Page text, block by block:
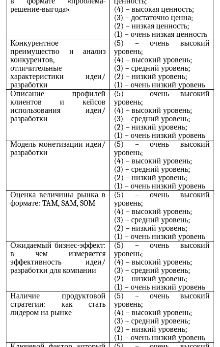
решение-выгода»
(4) – высокая ценность;
(3) – достаточно ценна;
(2) – низкая ценность;
(1) – очень низкая ценность
Конкурентное
преимущество и анализ
конкурентов,
отличительные
характеристики идеи/
разработки
(5) – очень высокий
уровень;
(4) – высокий уровень;
(3) – средний уровень;
(2) – низкий уровень;
(1) – очень низкий уровень
Описание профилей
клиентов и кейсов
использования идеи/
разработки
(5) – очень высокий
уровень;
(4) – высокий уровень;
(3) – средний уровень;
(2) – низкий уровень;
(1) – очень низкий уровень
Модель монетизации идеи/
разработки
(5) – очень высокий
уровень;
(4) – высокий уровень;
(3) – средний уровень;
(2) – низкий уровень;
(1) – очень низкий уровень
Оценка величины рынка в
формате: TAM, SAM, SOM
(5) – очень высокий
уровень;
(4) – высокий уровень;
(3) – средний уровень;
(2) – низкий уровень;
(1) – очень низкий уровень
Ожидаемый бизнес-эффект:
в чем измеряется
эффективность идеи/
разработки для компании
(5) – очень высокий
уровень;
(4) – высокий уровень;
(3) – средний уровень;
(2) – низкий уровень;
(1) – очень низкий уровень
Наличие продуктовой
стратегии: как стать
лидером на рынке
(5) – очень высокий
уровень;
(4) – высокий уровень;
(3) – средний уровень;
(2) – низкий уровень;
(1) – очень низкий уровень